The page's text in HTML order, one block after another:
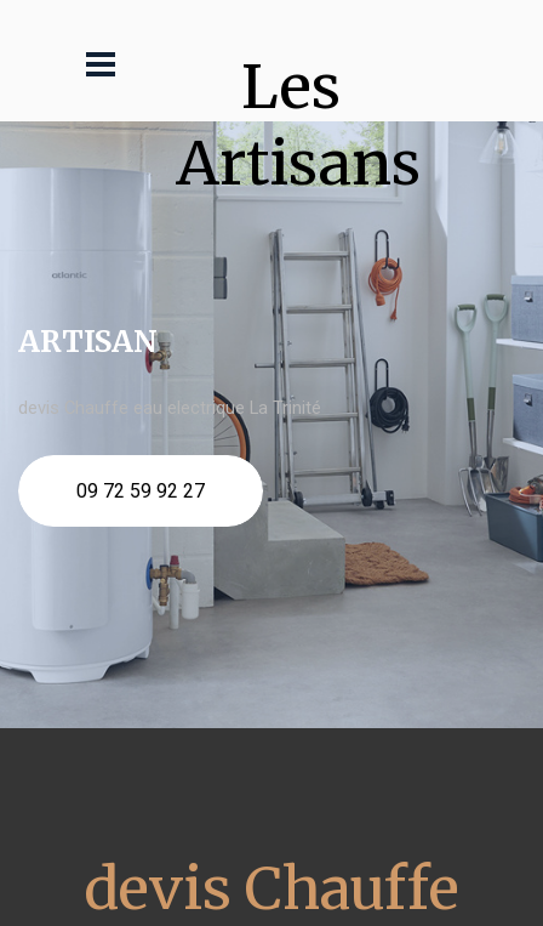
Les
Artisans
ARTISAN
devis Chauffe eau electrique La Trinité
09 72 59 92 27
devis Chauffe